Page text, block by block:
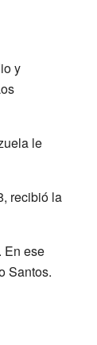
y
le
recibió la
En ese
Santos.